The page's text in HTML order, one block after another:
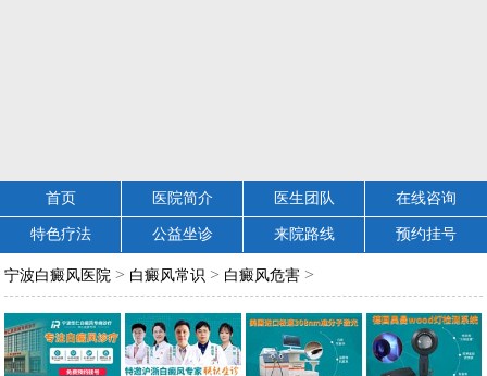
首页 医院简介 医生团队 在线咨询
特色疗法 公益坐诊 来院路线 预约挂号
宁波白癜风医院 > 白癜风常识 > 白癜风危害 >